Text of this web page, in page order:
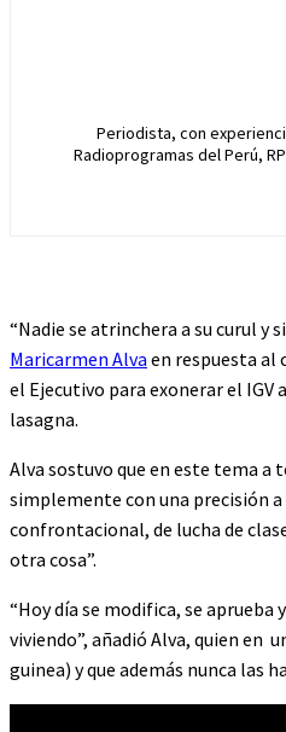
Periodista, con
Radioprogramas del Perú,
“Nadie se atrinchera a su curul y
Maricarmen Alva en respuesta al
el Ejecutivo para exonerar el
lasagna.
Alva sostuvo que en este tema a
simplemente con una precisión a
confrontacional, de lucha de
otra cosa”.
“Hoy día se modifica, se
viviendo”, añadió Alva, quien en
guinea) y que además nunca las